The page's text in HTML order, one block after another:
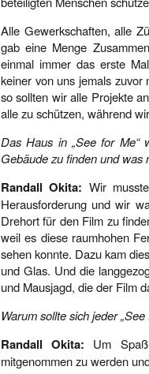
Alle Gewerkschaften, alle
gab eine Menge
einmal immer das erste
keiner von uns jemals zuvor
so sollten wir alle Projekte
alle zu schützen, während
Das Haus in „See for Me“
Gebäude zu finden und was
Randall Okita: Wir
Herausforderung und wir
Drehort für den Film zu
weil es diese raumhohen
sehen konnte. Dazu kam
und Glas. Und die
und Mausjagd, die der Film
Warum sollte sich jeder
Randall Okita: Um
mitgenommen zu werden